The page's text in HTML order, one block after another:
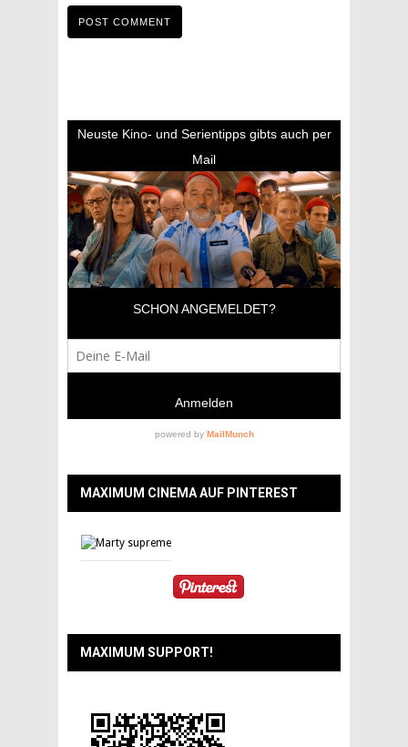
MAXIMUM CINEMA AUF PINTEREST
MAXIMUM SUPPORT!